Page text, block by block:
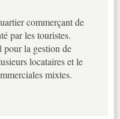
commerçant de
par les touristes.
pour la gestion de
locataires et le
mixtes.